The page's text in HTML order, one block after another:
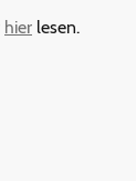
hier lesen.